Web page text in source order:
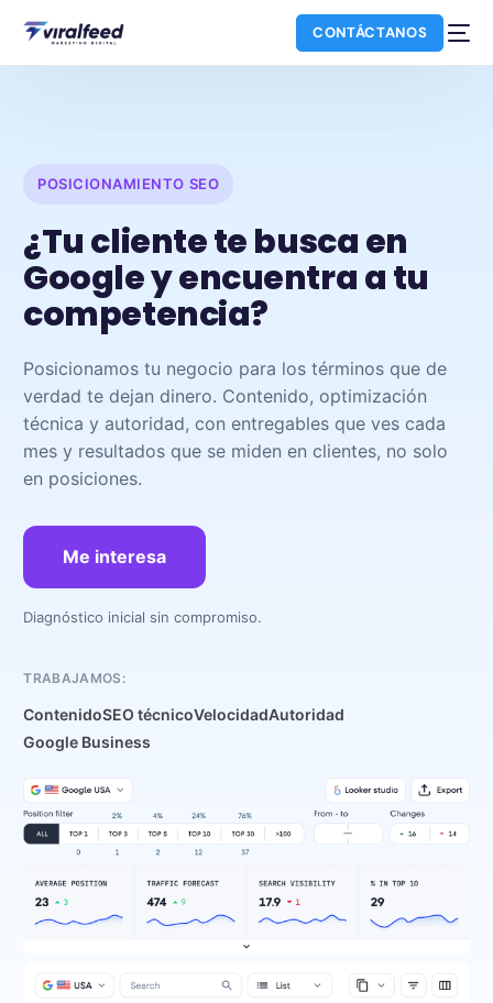
CONTÁCTANOS
POSICIONAMIENTO SEO
¿Tu cliente te busca en
Google y encuentra a tu
competencia?
Posicionamos tu negocio para los términos que de
verdad te dejan dinero. Contenido, optimización
técnica y autoridad, con entregables que ves cada
mes y resultados que se miden en clientes, no solo
en posiciones.
Me interesa
Diagnóstico inicial sin compromiso.
TRABAJAMOS:
ContenidoSEO técnicoVelocidadAutoridad
Google Business
NUEVO